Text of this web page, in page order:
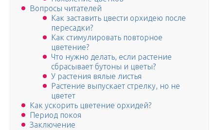
Вопросы читателей
Как заставить цвести орхидею после
пересадки?
Как стимулировать повторное
цветение?
Что нужно делать, если растение
сбрасывает бутоны и цветы?
У растения вялые листья
Растение выпускает стрелку, но не
цветет
Как ускорить цветение орхидей?
Период покоя
Заключение